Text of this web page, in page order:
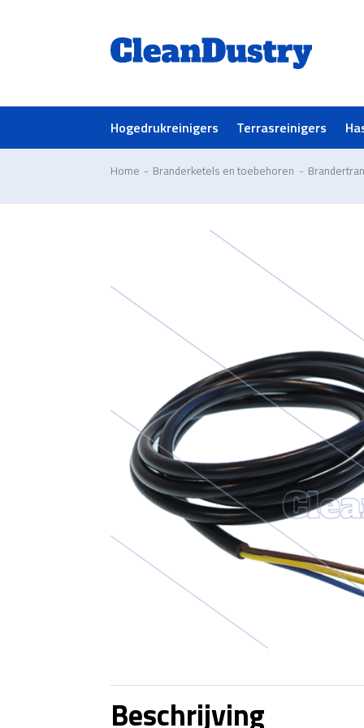
Hogedrukreinigers Terrasreinigers
Home - Branderketels en toebehoren -
Beschrijving